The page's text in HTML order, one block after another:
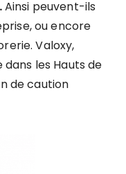
Ainsi peuvent-ils
ou encore
Valoxy,
les Hauts de
de caution